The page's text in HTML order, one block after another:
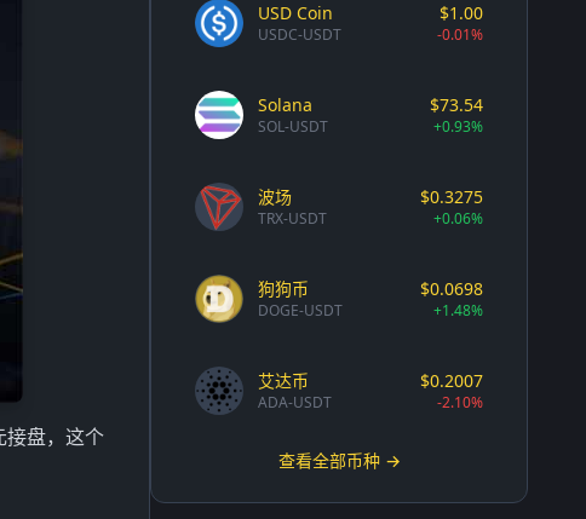
接盘，这个
USD Coin
USDC-USDT
$1.00
-0.01%
Solana
SOL-USDT
$73.54
+0.93%
波场
TRX-USDT
$0.3275
+0.06%
狗狗币
DOGE-USDT
$0.0698
+1.48%
艾达币
ADA-USDT
$0.2007
-2.10%
查看全部币种 →